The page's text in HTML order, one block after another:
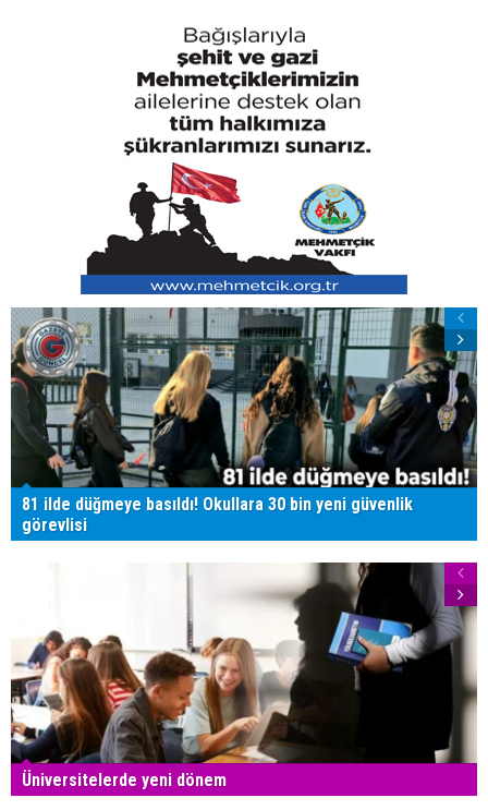
81 ilde düğmeye basıldı! Okullara 30 bin yeni güvenlik
görevlisi
Üniversitelerde yeni dönem